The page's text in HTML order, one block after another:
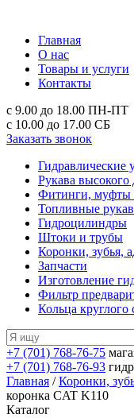
Главная
О нас
Товары и услуги
Контакты
с 9.00 до 18.00 ПН-ПТ
с 10.00 до 17.00 СБ
Заказать звонок
Гидравлические
Рукава
Фитинги, муфты
Топливные
Гидроцилиндры
Штоки и трубы
Коронки, зубья,
Запчасти
Изготовление
Фильтр
Кольца круглого
+7 (701) 768-76-75
+7 (701) 768-76-93
Главная /Коронки,
коронка CAT K110
Каталог